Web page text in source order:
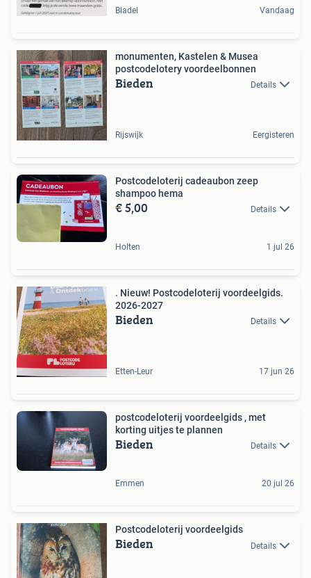
Bladel Vandaag
monumenten, Kastelen & Musea
postcodelotery voordeelbonnen
Bieden Details
Rijswijk Eergisteren
Postcodeloterij cadeaubon zeep
shampoo hema
€ 5,00 Details
Holten 1 jul 26
. Nieuw! Postcodeloterij voordeelgids.
2026-2027
Bieden Details
Etten-Leur 17 jun 26
postcodeloterij voordeelgids , met
korting uitjes te plannen
Bieden Details
Emmen 20 jul 26
Postcodeloterij voordeelgids
Bieden Details